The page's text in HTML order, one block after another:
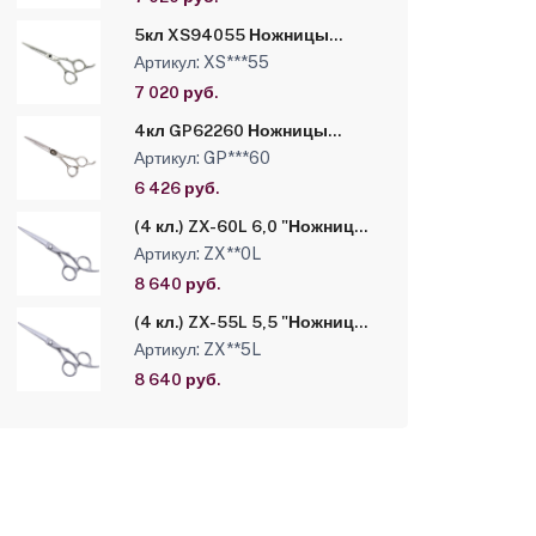
5кл XS94055 Ножницы
парикмахерские Takara 5кл
XS94055 в чехле
Артикул: XS***55
7 020 руб.
4кл GP62260 Ножницы
парикмахерские Takara 4кл
GP62260 в чехле
Артикул: GP***60
6 426 руб.
(4 кл.) ZX-60L 6,0 "Ножницы
"Suntachi " ZX-MP-60L в
чехле
Артикул: ZX**0L
8 640 руб.
(4 кл.) ZX-55L 5,5 "Ножницы
"Suntachi " ZX-MP-55L в
чехле
Артикул: ZX**5L
8 640 руб.